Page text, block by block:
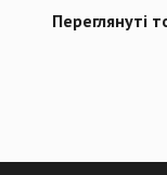
Переглянуті